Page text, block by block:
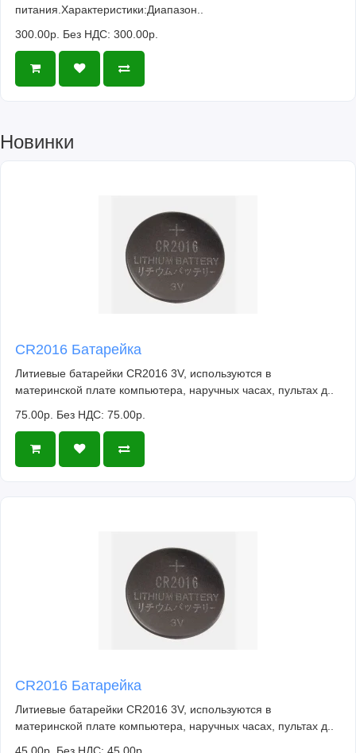
питания.Характеристики:Диапазон..
300.00р. Без НДС: 300.00р.
Новинки
CR2016 Батарейка
Литиевые батарейки CR2016 3V, используются в
материнской плате компьютера, наручных часах, пультах д..
75.00р. Без НДС: 75.00р.
CR2016 Батарейка
Литиевые батарейки CR2016 3V, используются в
материнской плате компьютера, наручных часах, пультах д..